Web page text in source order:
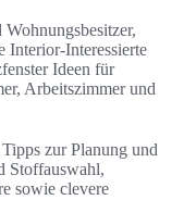
Interior-Interessierte
Ideen für
Arbeitszimmer und
zur Planung und
Stoffauswahl,
sowie clevere